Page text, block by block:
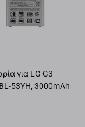
για LG G3
53YH, 3000mAh